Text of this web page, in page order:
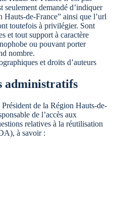
seulement demandé d’indiquer
de-France” ainsi que l’url
toutefois à privilégier. Sont
et tout support à caractère
ou pouvant porter
nombre.
et droits d’auteurs
administratifs
de la Région Hauts-de-
de l’accès aux
relatives à la réutilisation
à savoir :